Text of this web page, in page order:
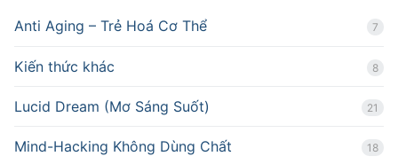
Anti Aging – Trẻ Hoá Cơ Thể 7
Kiến thức khác 8
Lucid Dream (Mơ Sáng Suốt) 21
Mind-Hacking Không Dùng Chất 18